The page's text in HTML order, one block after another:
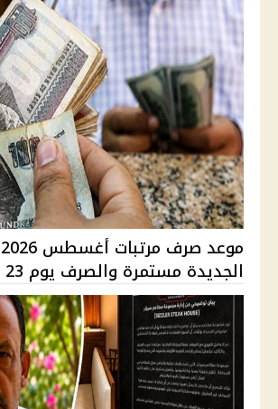
الجديدة مستمرة والصرف يوم 23 والح...